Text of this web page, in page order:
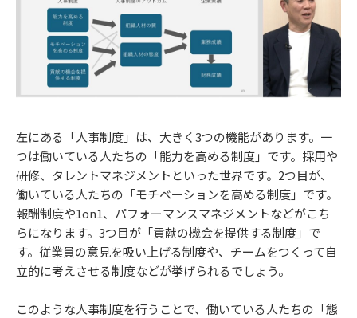
左にある「人事制度」は、大きく3つの機能があります。一
つは働いている人たちの「能力を高める制度」です。採用や
研修、タレントマネジメントといった世界です。2つ目が、
働いている人たちの「モチベーションを高める制度」です。
報酬制度や1on1、パフォーマンスマネジメントなどがこち
らになります。3つ目が「貢献の機会を提供する制度」で
す。従業員の意見を吸い上げる制度や、チームをつくって自
立的に考えさせる制度などが挙げられるでしょう。
このような人事制度を行うことで、働いている人たちの「態